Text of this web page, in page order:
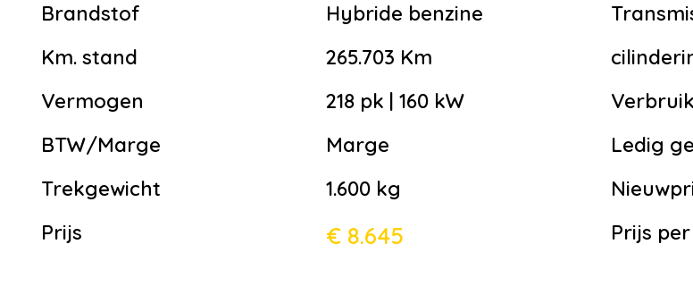
Brandstof Hybride benzine
Km. stand
265.703 Km
Vermogen
218 pk | 160 kW Verbruik
BTW/Marge
Marge Ledig
Trekgewicht
1.600 kg
Prijs
€ 8.645 Prijs